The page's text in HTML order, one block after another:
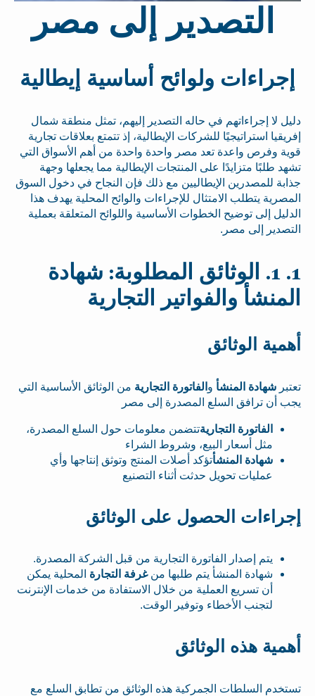
التصدير إلى مصر
إجراءات ولوائح أساسية إيطالية
دليل لا إجراءاتهم في حاله التصدير إليهم، تمثل منطقة شمال
إفريقيا استراتيجيًا للشركات الإيطالية، إذ تتمتع بعلاقات تجارية
قوية وفرص واعدة تعد مصر واحدة واحدة من أهم الأسواق التي
تشهد طلبًا متزايدًا على المنتجات الإيطالية مما يجعلها وجهة
جذابة للمصدرين الإيطاليين مع ذلك فإن النجاح في دخول السوق
المصرية يتطلب الامتثال للإجراءات والوائح المحلية يهدف هذا
الدليل إلى توضيح الخطوات الأساسية واللوائح المتعلقة بعملية
التصدير إلى مصر.
1. 1. الوثائق المطلوبة: شهادة
المنشأ والفواتير التجارية
أهمية الوثائق
تعتبر شهادة المنشأ و الفاتورة التجارية من الوثائق الأساسية التي
يجب أن ترافق السلع المصدرة إلى مصر
الفاتورة التجاريةتتضمن معلومات حول السلع المصدرة،
مثل أسعار البيع، وشروط الشراء
شهادة المنشأتؤكد أصلات المنتج وتوثق إنتاجها وأي
عمليات تحويل حدثت أثناء التصنيع
إجراءات الحصول على الوثائق
يتم إصدار الفاتورة التجارية من قبل الشركة المصدرة.
شهادة المنشأ يتم طلبها منغرفة التجارة المحلية يمكن
أن تسريع العملية من خلال الاستفادة من خدمات الإنترنت
لتجنب الأخطاء وتوفير الوقت.
أهمية هذه الوثائق
تستخدم السلطات الجمركية هذه الوثائق من تطابق السلع مع